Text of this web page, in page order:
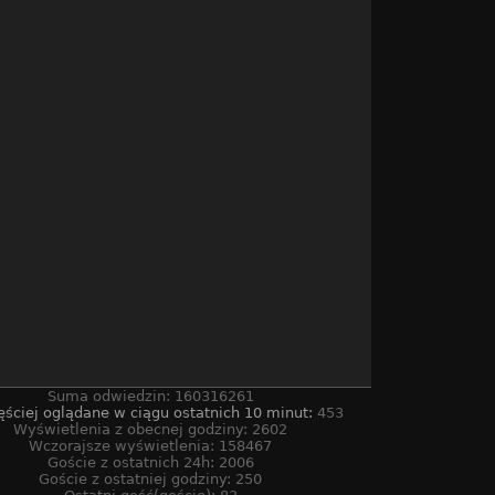
Suma odwiedzin: 160316261
oglądane w ciągu ostatnich 10 minut: 453
Wyświetlenia z obecnej godziny: 2602
Wczorajsze wyświetlenia: 158467
Goście z ostatnich 24h: 2006
Goście z ostatniej godziny: 250